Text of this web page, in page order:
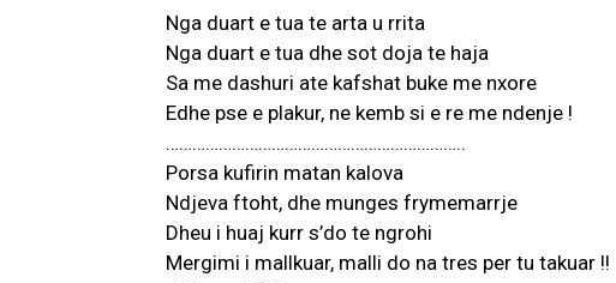
Nga duart e tua te arta u rrita
Nga duart e tua dhe sot doja te haja
Sa me dashuri ate kafshat buke me nxore
Edhe pse e plakur, ne kemb si e re me ndenje !
…………………………………………………………..
Porsa kufirin matan kalova
Ndjeva ftoht, dhe munges frymemarrje
Dheu i huaj kurr s’do te ngrohi
Mergimi i mallkuar, malli do na tres per tu takuar !!